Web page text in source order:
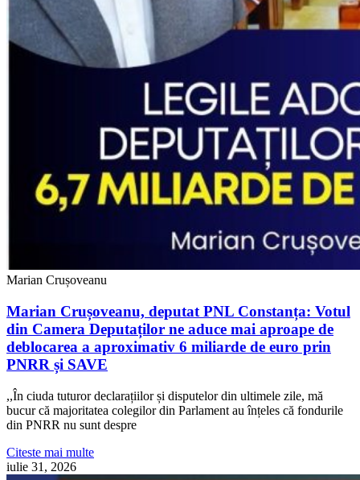
Marian Crușoveanu
Marian Crușoveanu, deputat PNL Constanța: Votul
din Camera Deputaților ne aduce mai aproape de
deblocarea a aproximativ 6 miliarde de euro prin
PNRR și SAVE
,,În ciuda tuturor declarațiilor și disputelor din ultimele zile, mă
bucur că majoritatea colegilor din Parlament au înțeles că fondurile
din PNRR nu sunt despre
Citeste mai multe
iulie 31, 2026